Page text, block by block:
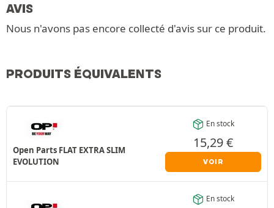
AVIS
Nous n'avons pas encore collecté d'avis sur ce produit.
PRODUITS ÉQUIVALENTS
Open Parts FLAT EXTRA SLIM
EVOLUTION
En stock
15,29€
VOIR
En stock